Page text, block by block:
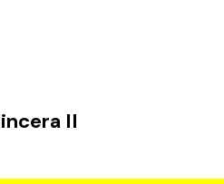
II